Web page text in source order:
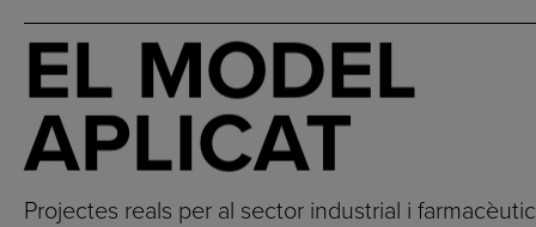
EL MODEL
APLICAT
Projectes reals per al sector industrial i